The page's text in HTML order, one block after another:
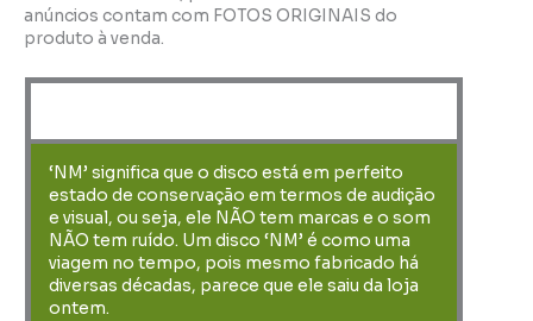
anúncios contam com FOTOS ORIGINAIS do
produto à venda.
‘NM’ significa que o disco está em perfeito
estado de conservação em termos de audição
e visual, ou seja, ele NÃO tem marcas e o som
NÃO tem ruído. Um disco ‘NM’ é como uma
viagem no tempo, pois mesmo fabricado há
diversas décadas, parece que ele saiu da loja
ontem.